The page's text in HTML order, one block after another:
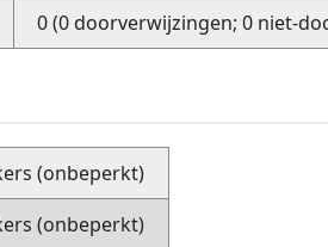
0 (0 doorverwijzingen; 0 niet-
(onbeperkt)
(onbeperkt)